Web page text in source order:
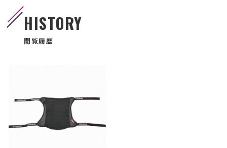
HISTORY
閲覧履歴